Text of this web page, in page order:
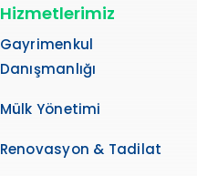
Hizmetlerimiz
Gayrimenkul
Danışmanlığı
Mülk Yönetimi
Renovasyon & Tadilat